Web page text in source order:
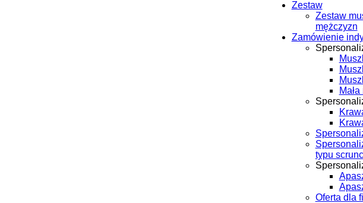
Zestaw
Zestaw
mężczyzn
Zamówienie
typu
Oferta dla